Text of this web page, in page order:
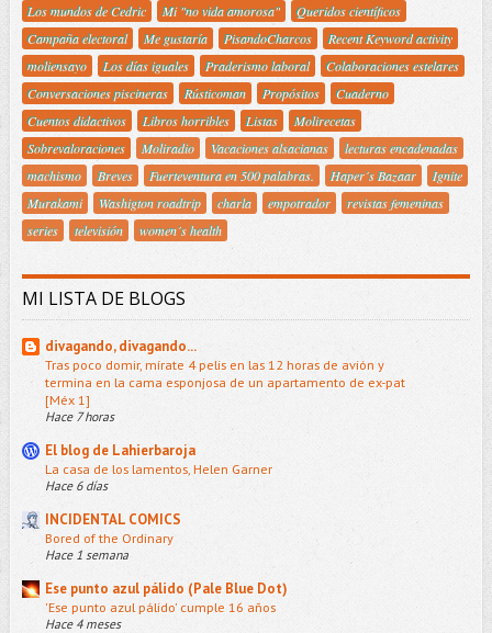
Los mundos de Cedric
Mi "no vida amorosa"
Queridos científicos
Campaña electoral
Me gustaría PisandoCharcos
Recent Keyword activity
moliensayo
Los días iguales Praderismo laboral
Colaboraciones estelares
Conversaciones piscineras
Rústicoman Propósitos
Cuaderno
Cuentos didactivos
Libros horribles Listas
Molirecetas
Sobrevaloraciones
Moliradio Vacaciones alsacianas
lecturas encadenadas
machismo
Breves Fuerteventura en 500 palabras. Haper´s Bazaar
Ignite
Murakami
Washigton roadtrip charla empotrador
revistas femeninas
series
televisión women´s health
MI LISTA DE BLOGS
divagando, divagando...
Tras poco domir, mírate 4 pelis en las 12 horas de avión y
termina en la cama esponjosa de un apartamento de ex-pat
[Méx 1]
Hace 7 horas
El blog de Lahierbaroja
La casa de los lamentos, Helen Garner
Hace 6 días
INCIDENTAL COMICS
Bored of the Ordinary
Hace 1 semana
Ese punto azul pálido (Pale Blue Dot)
'Ese punto azul pálido' cumple 16 años
Hace 4 meses